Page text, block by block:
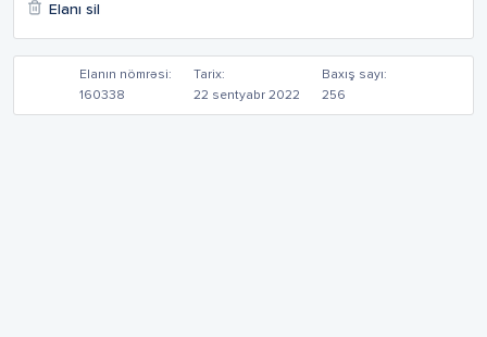
Elanı sil
Elanın nömrəsi:
160338
Tarix:
22 sentyabr 2022
Baxış sayı:
256